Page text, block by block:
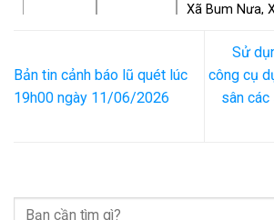
Châu
Xã Bum Nưa,
Bum, Xã
Mô, Xã
Tè, Xã Sì Lở
Bản tin cảnh báo lũ quét lúc
19h00 ngày 11/06/2026
Sử
công cụ
sân các